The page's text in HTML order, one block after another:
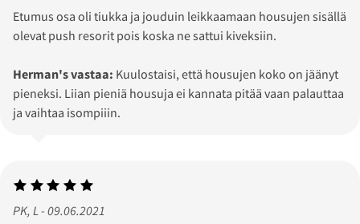
Etumus osa oli tiukka ja jouduin leikkaamaan housujen sisällä
olevat push resorit pois koska ne sattui kiveksiin.
Herman's vastaa: Kuulostaisi, että housujen koko on jäänyt
pieneksi. Liian pieniä housuja ei kannata pitää vaan palauttaa
ja vaihtaa isompiiin.
PK, L - 09.06.2021